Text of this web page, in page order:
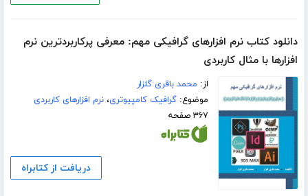
دانلود کتاب نرم افزارهای گرافیکی مهم: معرفی پرکاربردترین نرم
افزارها با مثال کاربردی
از: محمد باقری گلزار
موضوع:گرافیک کامپیوتری،نرم افزارهای کاربردی
۳۶۷ صفحه
دریافت از کتابراه